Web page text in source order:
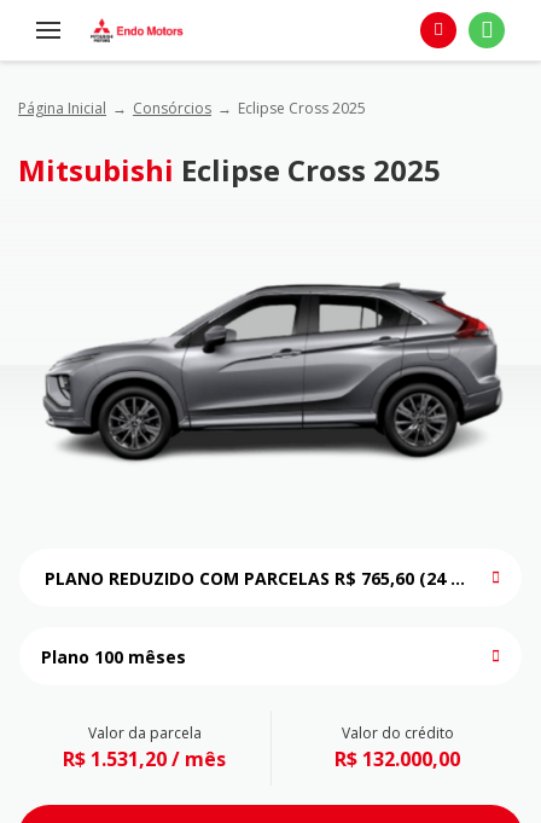
Página Inicial Consórcios Eclipse Cross 2025
Mitsubishi Eclipse Cross 2025
PLANO REDUZIDO COM PARCELAS R$ 765,60 (24 MESES) +
Plano 100 mêses
Valor da parcela
R$ 1.531,20 / mês
Valor do crédito
R$ 132.000,00